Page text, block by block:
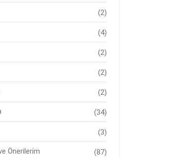
(2)
(4)
(2)
(2)
(2)
(34)
(3)
Önerilerim (87)